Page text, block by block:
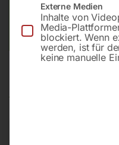
Versandkosten Standard
Bitte beachten Sie: Die
Andere Länder können
Externe Medien
Inhalte von
Media-
blockiert. Wenn
werden, ist für
keine manuelle